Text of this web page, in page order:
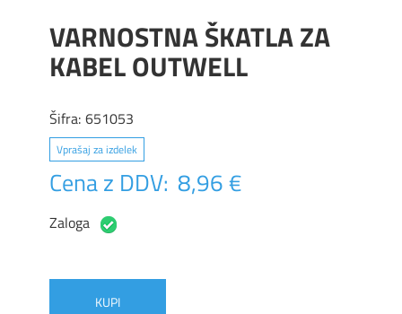
VARNOSTNA ŠKATLA ZA
KABEL OUTWELL
Šifra: 651053
Vprašaj za izdelek
Cena z DDV: 8,96 €
Zaloga
KUPI